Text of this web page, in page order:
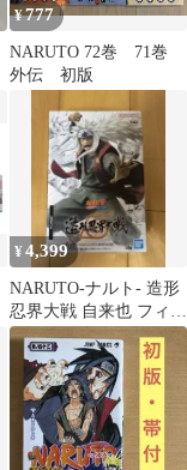
¥777
NARUTO 72巻 71巻
外伝 初版
¥4,399
NARUTO-ナルト- 造形
忍界大戦 自来也 フィギ
ュア